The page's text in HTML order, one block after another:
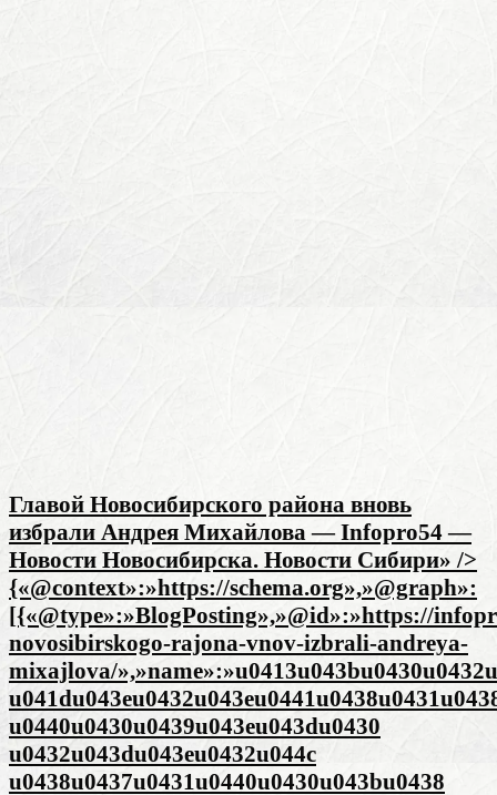
Главой Новосибирского района вновь
избрали Андрея Михайлова — Infopro54 —
Новости Новосибирска. Новости Сибири» />
{«@context»:»https://schema.org»,»@graph»:
[{«@type»:»BlogPosting»,»@id»:»https://
novosibirskogo-rajona-vnov-izbrali-andreya-
mixajlova/
u0440u0430u0439u043eu043du0430
u0432u043du043eu0432u044c
u0438u0437u0431u0440u0430u043bu0438